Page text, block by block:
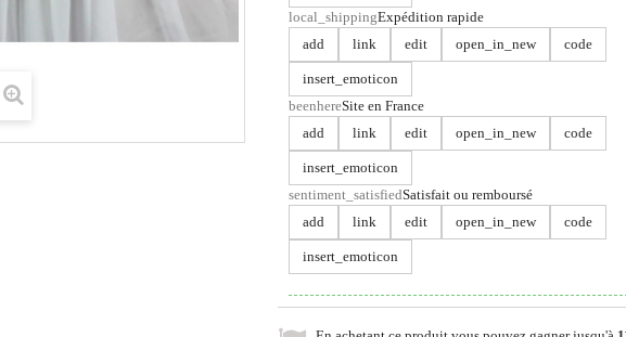
local_shippingExpédition rapide
add
link edit open_in_new code
insert_emoticon
beenhereSite en France
add
link edit open_in_new code
insert_emoticon
sentiment_satisfiedSatisfait ou remboursé
add
link edit open_in_new code
insert_emoticon